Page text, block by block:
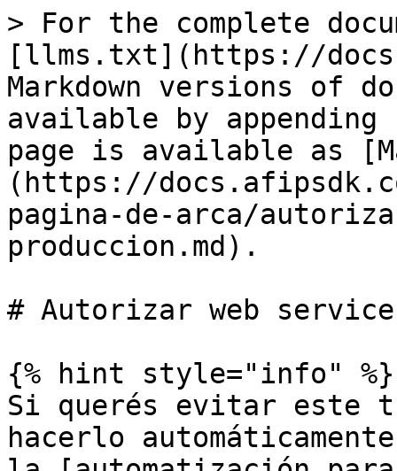
> For the complete
[llms.txt](https://
Markdown versions of
available by
page is available as
(https://
pagina-de-arca/
produccion.md).
# Autorizar web
{% hint style="info" %}
Si querés evitar este
hacerlo